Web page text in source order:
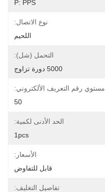
P: PPS
نوع الاتصال:
اللحيم
التحمل (شل):
5000 دورة تزاوج
مستوي رقم التعريف الألكتروني:
50
الحد الأدنى لكمية:
1pcs
الأسعار:
قابل للتفاوض
تفاصيل التغليف: